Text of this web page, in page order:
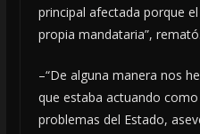
principal afectada porque
propia mandataria”, remató.
–“De alguna manera nos
que estaba actuando
problemas del Estado,